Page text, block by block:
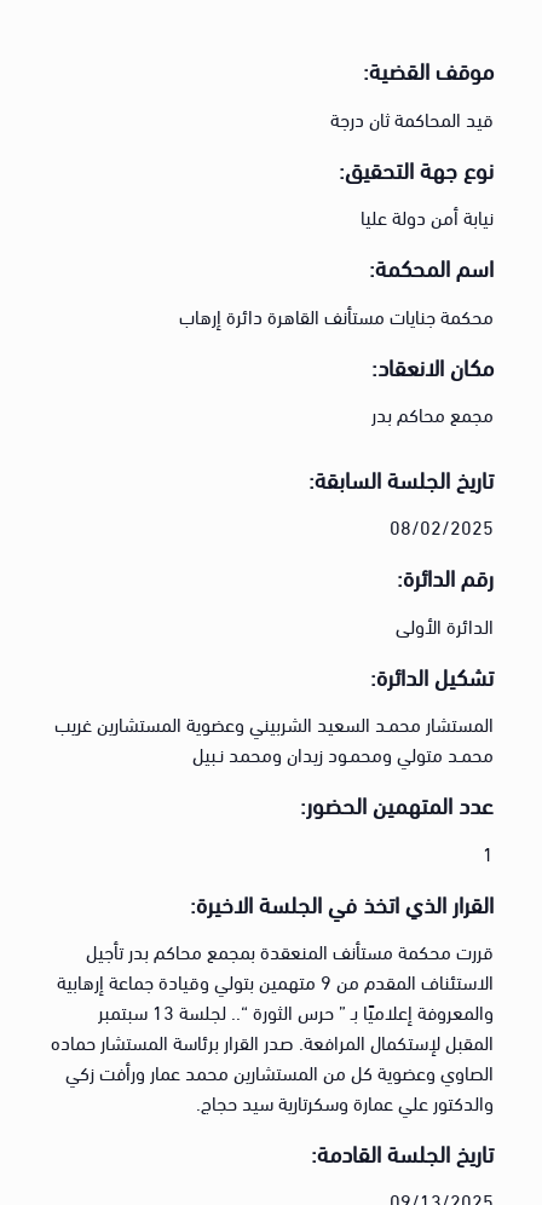
موقف القضية:
قيد المحاكمة ثان درجة
نوع جهة التحقيق:
نيابة أمن دولة عليا
اسم المحكمة:
محكمة جنايات مستأنف القاهرة دائرة إرهاب
مكان الانعقاد:
مجمع محاكم بدر
تاريخ الجلسة السابقة:
08/02/2025
رقم الدائرة:
الدائرة الأولى
تشكيل الدائرة:
المستشار محمـد السعيد الشربيني وعضوية المستشارين غريب
محمـد متولي ومحمـود زيدان ومحمد نـبيل
عدد المتهمين الحضور:
1
القرار الذي اتخذ في الجلسة الاخيرة:
قررت محكمة مستأنف المنعقدة بمجمع محاكم بدر تأجيل
الاستئناف المقدم من 9 متهمين بتولي وقيادة جماعة إرهابية
والمعروفة إعلاميًا بـ ” حرس الثورة “.. لجلسة 13 سبتمبر
المقبل لإستكمال المرافعة. صدر القرار برئاسة المستشار حماده
الصاوي وعضوية كل من المستشارين محمد عمار ورأفت زكي
والدكتور علي عمارة وسكرتارية سيد حجاج.
تاريخ الجلسة القادمة: